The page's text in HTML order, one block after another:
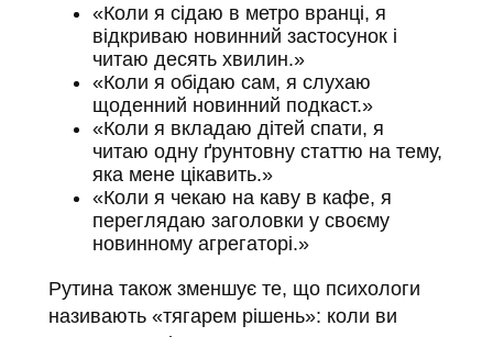
«Коли я сідаю в метро вранці, я
відкриваю новинний застосунок і
читаю десять хвилин.»
«Коли я обідаю сам, я слухаю
щоденний новинний подкаст.»
«Коли я вкладаю дітей спати, я
читаю одну ґрунтовну статтю на тему,
яка мене цікавить.»
«Коли я чекаю на каву в кафе, я
переглядаю заголовки у своєму
новинному агрегаторі.»
Рутина також зменшує те, що психологи
називають «тягарем рішень»: коли ви